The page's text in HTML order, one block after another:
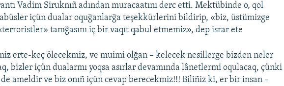
Vadim Siruknıñ adından muracaatını derc etti. Mektübinde o, qol
içün dualar oquğanlarğa teşekkürlerini bildirip, «biz, üstümizge
tamğasını iç bir vaqıt qabul etmemiz», dep israr ete
erte-keç ölecekmiz, ve muimi olğan – kelecek nesillerge bizden neler
bizler içün dualarmı yoqsa asırlar devamında lânetlermi oqulacaq, çünki
ameldir ve biz onıñ içün cevap berecekmiz!!! Biliñiz ki, er bir insan –